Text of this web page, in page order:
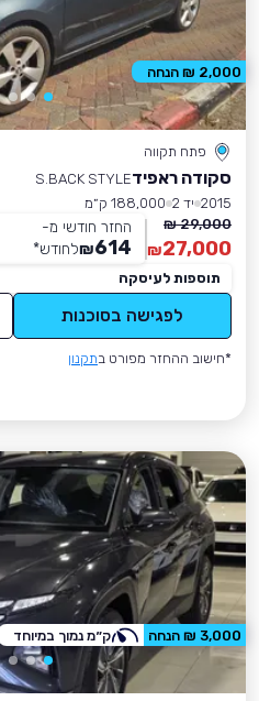
פתח תקווה
סקודה ראפידS.BACK STYLE
2015 יד 2
188,000 ק״מ
29,000 ₪
27,000
₪
החזר חודשי מ-
614
₪לחודש*
תוספות לעיסקה
לפגישה בסוכנות
*חישוב ההחזר מפורט בתקנון
2,000 ₪ הנחה
3,000 ₪ הנחה ק״מ נמוך במיוחד